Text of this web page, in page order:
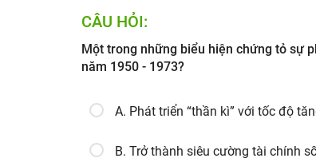
CÂU HỎI:
Một trong những biểu hiện chứng tỏ sự
năm 1950 - 1973?
A. Phát triển “thần kì” với tốc độ
B. Trở thành siêu cường tài chính